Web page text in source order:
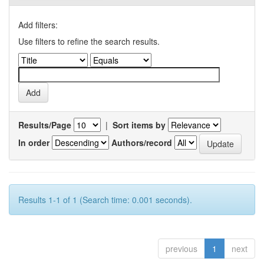
Add filters:
Use filters to refine the search results.
Results/Page | Sort items by
In order
Authors/record
Results 1-1 of 1 (Search time: 0.001 seconds).
previous 1 next